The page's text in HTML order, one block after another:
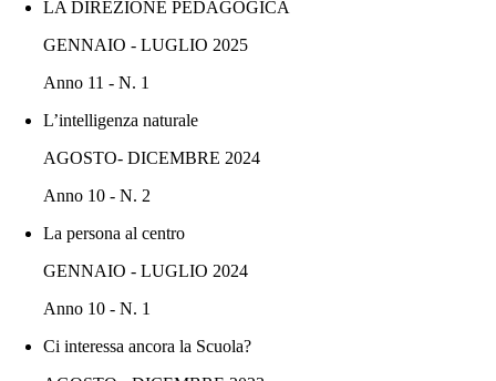
LA DIREZIONE PEDAGOGICA
GENNAIO - LUGLIO 2025
Anno 11 - N. 1
L’intelligenza naturale
AGOSTO- DICEMBRE 2024
Anno 10 - N. 2
La persona al centro
GENNAIO - LUGLIO 2024
Anno 10 - N. 1
Ci interessa ancora la Scuola?